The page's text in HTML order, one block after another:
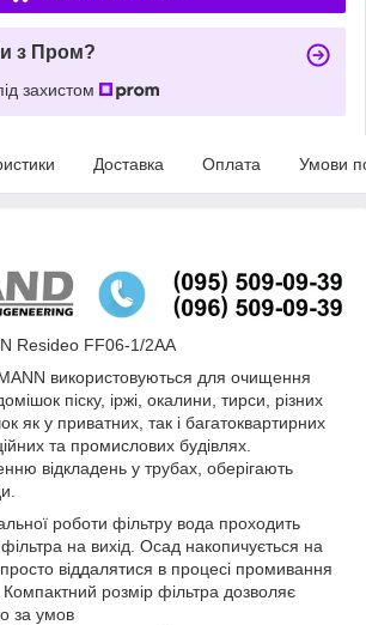
з Пром?
захистом
Доставка Оплата Умови
Resideo FF06-1/2AA
використовуються для очищення
піску, іржі, окалини, тирси, різних
як у приватних, так і багатоквартирних
та промислових будівлях.
відкладень у трубах, оберігають
роботи фільтру вода проходить
фільтра на вихід. Осад накопичується на
віддалятися в процесі промивання
розмір фільтра дозволяє
за умов